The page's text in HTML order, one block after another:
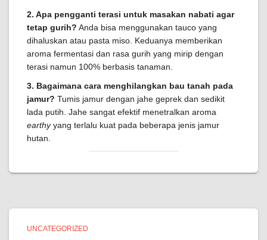
2. Apa pengganti terasi untuk masakan nabati agar
tetap gurih? Anda bisa menggunakan tauco yang
dihaluskan atau pasta miso. Keduanya memberikan
aroma fermentasi dan rasa gurih yang mirip dengan
terasi namun 100% berbasis tanaman.
3. Bagaimana cara menghilangkan bau tanah pada
jamur? Tumis jamur dengan jahe geprek dan sedikit
lada putih. Jahe sangat efektif menetralkan aroma
earthyyang terlalu kuat pada beberapa jenis jamur
hutan.
UNCATEGORIZED